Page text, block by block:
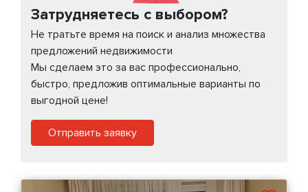
Затрудняетесь с выбором?
Не тратьте время на поиск и анализ множества
предложений недвижимости
Мы сделаем это за вас профессионально,
быстро, предложив оптимальные варианты по
выгодной цене!
Отправить заявку